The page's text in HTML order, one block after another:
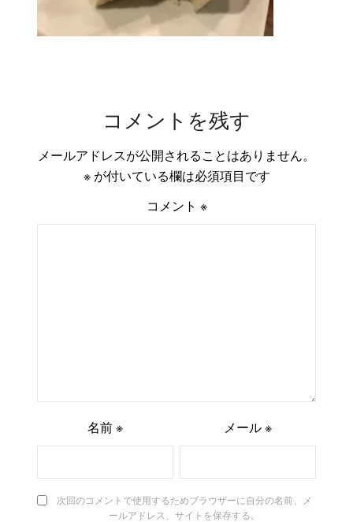
コメントを残す
メールアドレスが公開されることはありません。
※が付いている欄は必須項目です
コメント ※
名前※ メール ※
次回のコメントで使用するためブラウザーに自分の名前、メ
ールアドレス、サイトを保存する。